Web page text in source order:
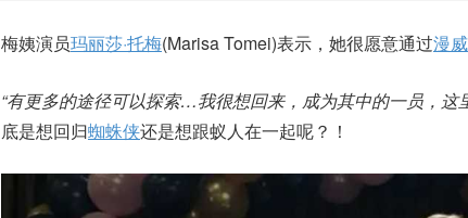
梅姨演员玛丽莎·托梅(Marisa Tomei)表示，她很愿意通过漫威
“有更多的途径可以探索…我很想回来，成为其中的一员，这
底是想回归蜘蛛侠还是想跟蚁人在一起呢？！